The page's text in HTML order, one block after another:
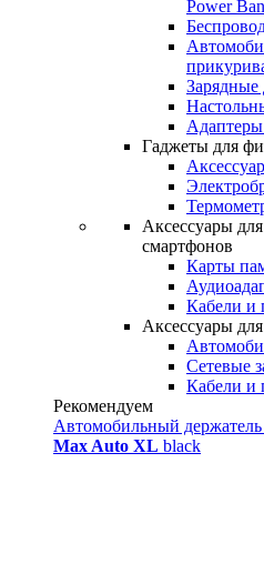
Power
Зарядные
Адаптеры
Гаджеты для
Аксессуары
смартфонов
Карты
Кабели и
Аксессуары
Сетевые
Кабели и
Рекомендуем
Автомобильный
Max Auto XL black